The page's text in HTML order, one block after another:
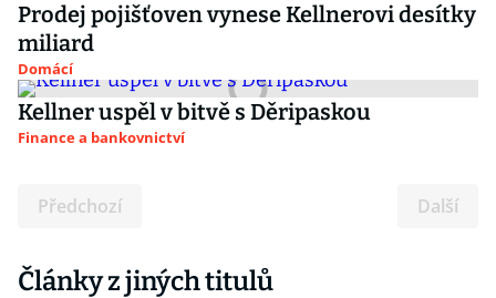
Prodej pojišťoven vynese Kellnerovi desítky
miliard
Domácí
Kellner uspěl v bitvě s Děripaskou
Finance a bankovnictví
Předchozí Další
Články z jiných titulů